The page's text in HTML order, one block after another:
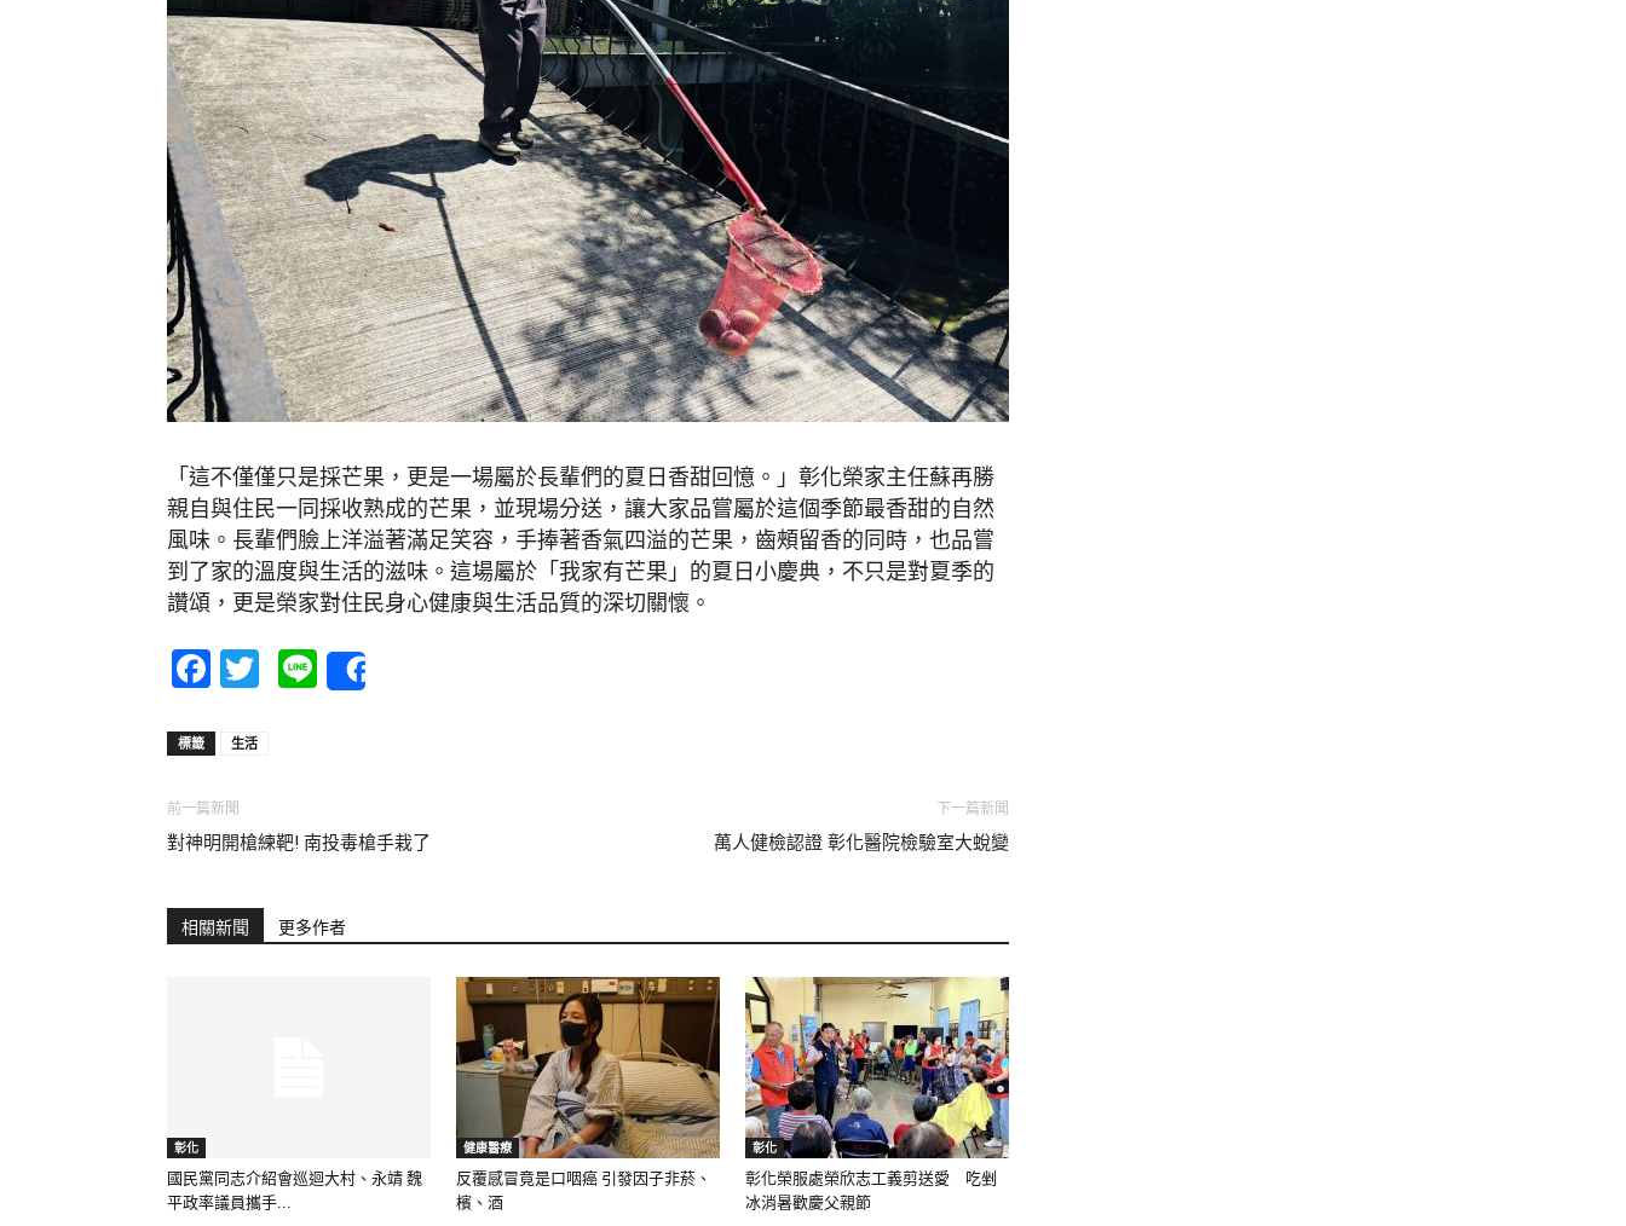
「這不僅僅只是採芒果，更是一場屬於長輩們的夏日香甜回憶。」彰化榮家主任蘇再勝
親自與住民一同採收熟成的芒果，並現場分送，讓大家品嘗屬於這個季節最香甜的自然
風味。長輩們臉上洋溢著滿足笑容，手捧著香氣四溢的芒果，齒頰留香的同時，也品嘗
到了家的溫度與生活的滋味。這場屬於「我家有芒果」的夏日小慶典，不只是對夏季的
讚頌，更是榮家對住民身心健康與生活品質的深切關懷。
Facebook
Twitter
Line
標籤 生活
前一篇新聞
對神明開槍練靶! 南投毒槍手栽了
下一篇新聞
萬人健檢認證 彰化醫院檢驗室大蛻變
相關新聞 更多作者
彰化
國民黨同志介紹會巡迴大村、永靖 魏
平政率議員攜手...
健康醫療
反覆感冒竟是口咽癌 引發因子非菸、
檳、酒
彰化
彰化榮服處榮欣志工義剪送愛 吃剉
冰消暑歡慶父親節